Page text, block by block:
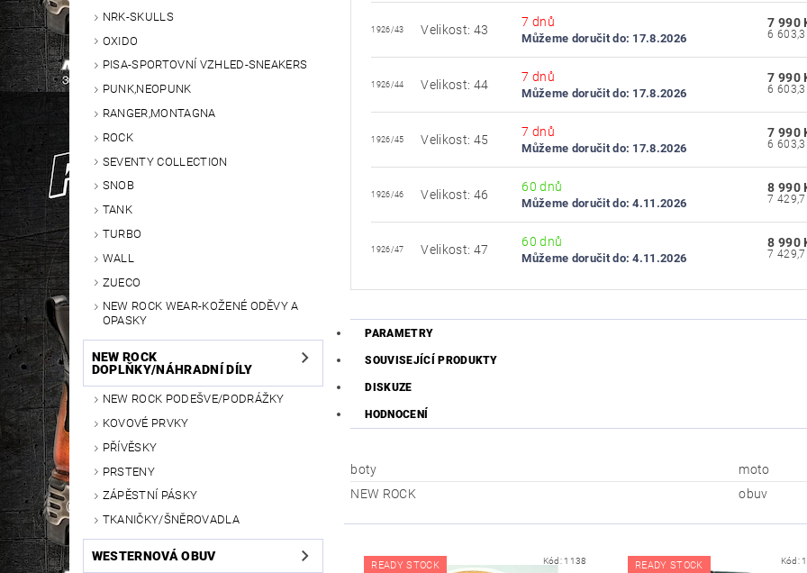
NRK-SKULLS
OXIDO
PISA-SPORTOVNÍ VZHLED-SNEAKERS
PUNK,NEOPUNK
RANGER,MONTAGNA
ROCK
SEVENTY COLLECTION
SNOB
TANK
TURBO
WALL
ZUECO
NEW ROCK WEAR-KOŽENÉ ODĚVY A
OPASKY
NEW ROCK
DOPLŇKY/NÁHRADNÍ DÍLY
NEW ROCK PODEŠVE/PODRÁŽKY
KOVOVÉ PRVKY
PŘÍVĚSKY
PRSTENY
ZÁPĚSTNÍ PÁSKY
TKANIČKY/ŠNĚROVADLA
WESTERNOVÁ OBUV
1926/43 Velikost: 43
7 dnů
Můžeme doručit do: 17.8.2026
7 990
1926/44 Velikost: 44
7 dnů
Můžeme doručit do: 17.8.2026
7 990
1926/45 Velikost: 45
7 dnů
Můžeme doručit do: 17.8.2026
7 990
1926/46 Velikost: 46
60 dnů
Můžeme doručit do: 4.11.2026
8 990
1926/47 Velikost: 47
60 dnů
Můžeme doručit do: 4.11.2026
8 990
PARAMETRY
SOUVISEJÍCÍ PRODUKTY
DISKUZE
HODNOCENÍ
boty
moto
NEW ROCK
obuv
READY STOCK Kód: 1138 READY STOCK Kód: